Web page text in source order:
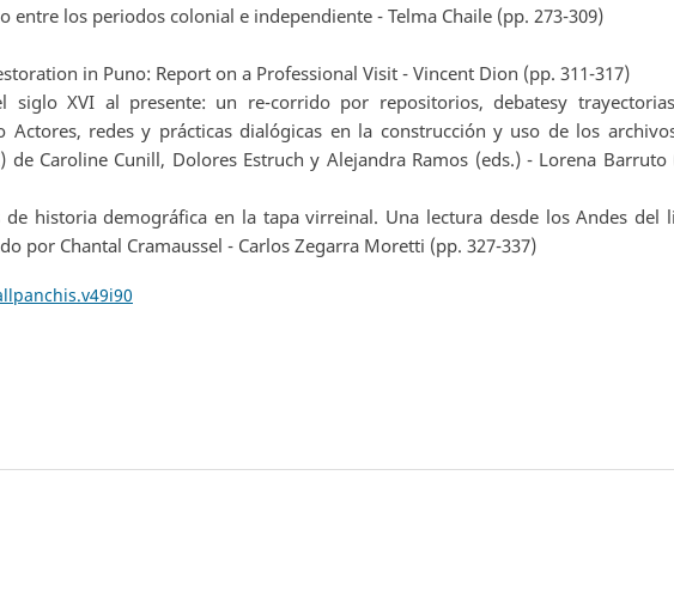
entre los periodos colonial e independiente - Telma Chaile (pp. 273-309)
in Puno: Report on a Professional Visit - Vincent Dion (pp. 311-317)
siglo XVI al presente: un re-corrido por repositorios, debatesy
Actores, redes y prácticas dialógicas en la construcción y uso de los
de Caroline Cunill, Dolores Estruch y Alejandra Ramos (eds.) - Lorena Barruto
historia demográfica en la tapa virreinal. Una lectura desde los Andes del
por Chantal Cramaussel - Carlos Zegarra Moretti (pp. 327-337)